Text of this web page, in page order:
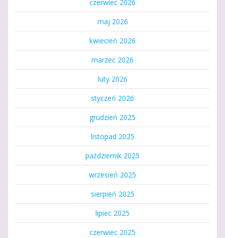
czerwiec 2026
maj 2026
kwiecień 2026
marzec 2026
luty 2026
styczeń 2026
grudzień 2025
listopad 2025
październik 2025
wrzesień 2025
sierpień 2025
lipiec 2025
czerwiec 2025